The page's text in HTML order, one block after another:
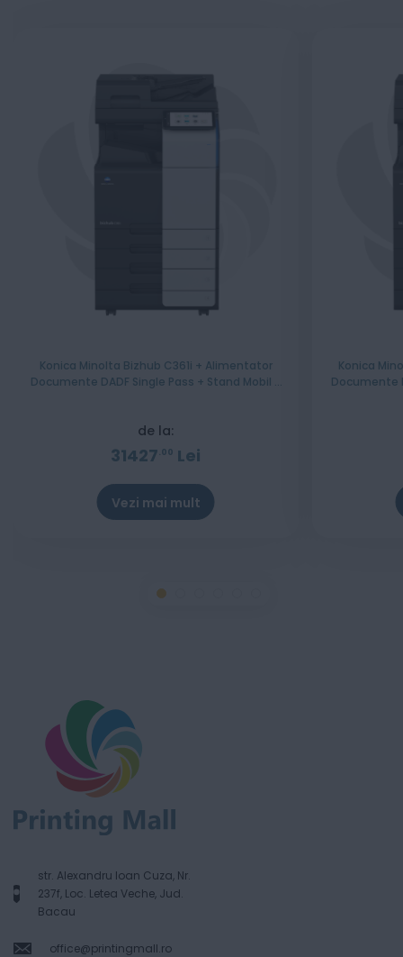
Konica Minolta Bizhub C361i + Alimentator
Documente DADF Single Pass + Stand Mobil +
de la:
31427 00 Lei
Vezi mai mult
Konica
Documente RADF + Stand
str. Alexandru Ioan Cuza, Nr.
237f, Loc. Letea Veche, Jud.
Bacau
office@printingmall.ro